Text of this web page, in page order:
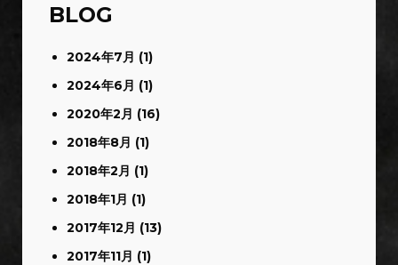
BLOG
2024年7月 (1)
2024年6月 (1)
2020年2月 (16)
2018年8月 (1)
2018年2月 (1)
2018年1月 (1)
2017年12月 (13)
2017年11月 (1)